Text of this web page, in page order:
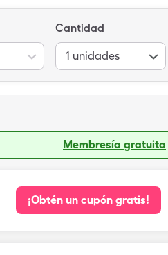
Cantidad
1 unidades
Membresía gratuita
¡Obtén un cupón gratis!